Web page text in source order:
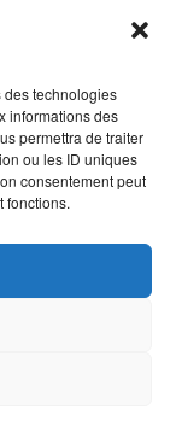
des technologies
informations des
permettra de traiter
ou les ID uniques
consentement peut
fonctions.